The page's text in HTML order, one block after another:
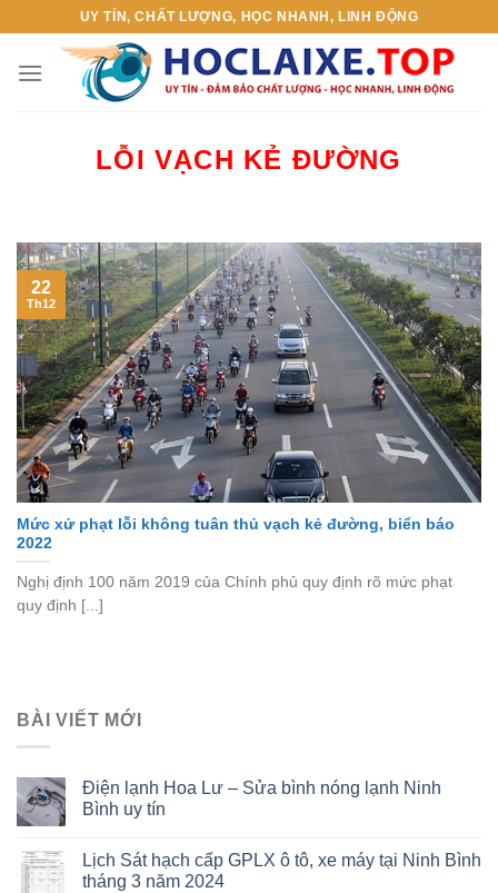
content
UY TÍN, CHẤT LƯỢNG, HỌC NHANH, LINH ĐỘNG
LỖI VẠCH KẺ ĐƯỜNG
Mức xử phạt lỗi không tuân thủ vạch kẻ đường, biển báo
2022
Nghị định 100 năm 2019 của Chính phủ quy định rõ mức phạt
quy định [...]
22
Th12
BÀI VIẾT MỚI
Điện lạnh Hoa Lư – Sửa bình nóng lạnh Ninh
Bình uy tín
Lịch Sát hạch cấp GPLX ô tô, xe máy tại Ninh Bình
tháng 3 năm 2024